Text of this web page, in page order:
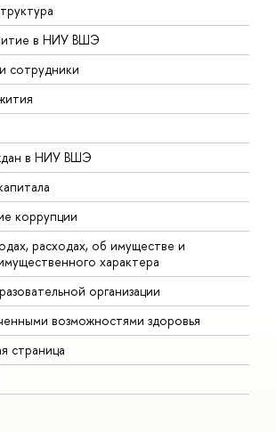
в НИУ ВШЭ
сотрудники
в НИУ ВШЭ
коррупции
расходах, об имуществе и
характера
организации
возможностями здоровья
страница